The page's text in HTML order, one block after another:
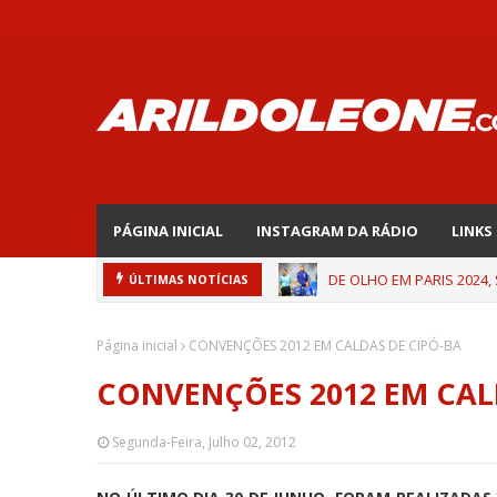
PÁGINA INICIAL INSTAGRAM DA RÁDIO LINKS
ÚLTIMAS NOTÍCIAS DE OLHO EM PARIS 2024,
Página inicial CONVENÇÕES 2012 EM CALDAS DE CIPÓ-BA
CONVENÇÕES 2012 EM
Segunda-Feira, Julho 02, 2012